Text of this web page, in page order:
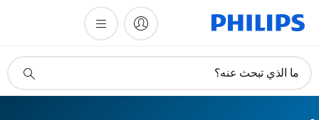
دعم
ما الذي تبحث عنه؟